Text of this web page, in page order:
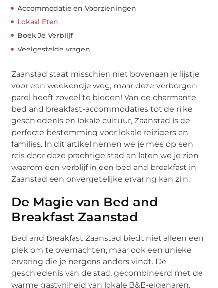
Accommodatie en Voorzieningen
Lokaal Eten
Boek Je Verblijf
Veelgestelde vragen
Zaanstad staat misschien niet bovenaan je lijstje
voor een weekendje weg, maar deze verborgen
parel heeft zoveel te bieden! Van de charmante
bed and breakfast-accommodaties tot de rijke
geschiedenis en lokale cultuur, Zaanstad is de
perfecte bestemming voor lokale reizigers en
families. In dit artikel nemen we je mee op een
reis door deze prachtige stad en laten we je zien
waarom een verblijf in een bed and breakfast in
Zaanstad een onvergetelijke ervaring kan zijn.
De Magie van Bed and
Breakfast Zaanstad
Bed and Breakfast Zaanstad biedt niet alleen een
plek om te overnachten, maar ook een unieke
ervaring die je nergens anders vindt. De
geschiedenis van de stad, gecombineerd met de
warme gastvrijheid van lokale B&B-eigenaren,